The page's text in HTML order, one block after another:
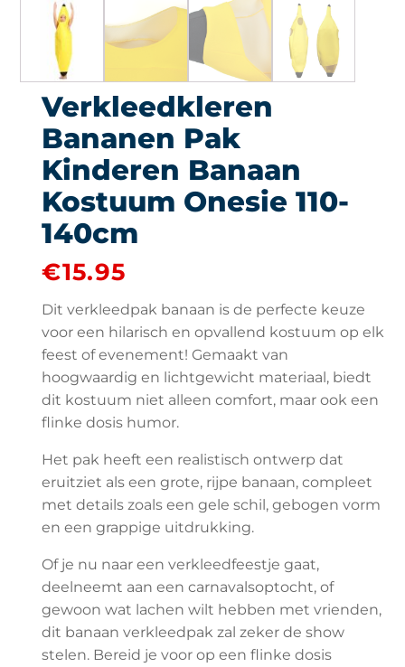
Verkleedkleren
Bananen Pak
Kinderen Banaan
Kostuum Onesie 110-
140cm
€15.95
Dit verkleedpak banaan is de perfecte keuze
voor een hilarisch en opvallend kostuum op elk
feest of evenement! Gemaakt van
hoogwaardig en lichtgewicht materiaal, biedt
dit kostuum niet alleen comfort, maar ook een
flinke dosis humor.
Het pak heeft een realistisch ontwerp dat
eruitziet als een grote, rijpe banaan, compleet
met details zoals een gele schil, gebogen vorm
en een grappige uitdrukking.
Of je nu naar een verkleedfeestje gaat,
deelneemt aan een carnavalsoptocht, of
gewoon wat lachen wilt hebben met vrienden,
dit banaan verkleedpak zal zeker de show
stelen. Bereid je voor op een flinke dosis